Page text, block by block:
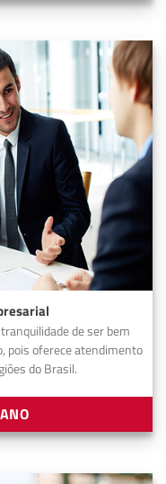
de ser bem
pois oferece atendimento
do Brasil.